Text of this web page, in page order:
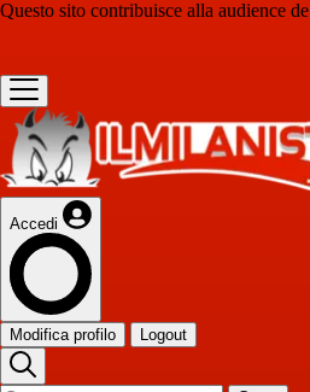
Questo sito contribuisce alla audience de
Accedi
Modifica profilo Logout